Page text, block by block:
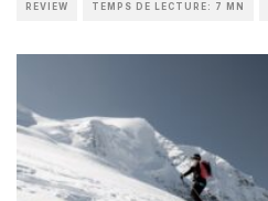
REVIEW TEMPS DE LECTURE: 7 MN